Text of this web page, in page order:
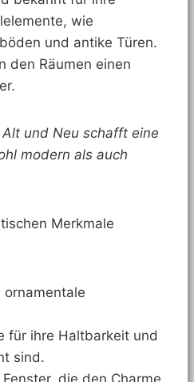
wie
und antike Türen.
den Räumen einen
und Neu schafft eine
modern als auch
Merkmale
ornamentale
für ihre Haltbarkeit und
sind.
die den Charme